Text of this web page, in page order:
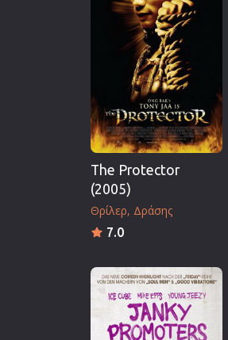
The Protector
(2005)
Θρίλερ Δράσης
7.0